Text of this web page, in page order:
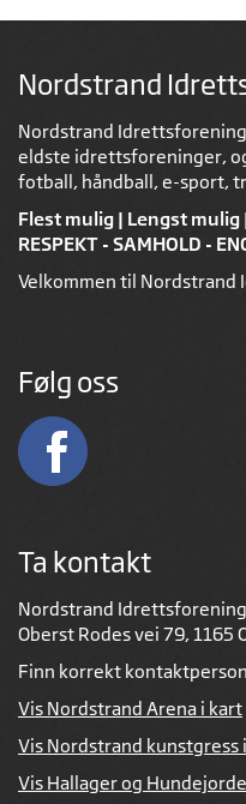
Nordstrand
Nordstrand
eldste idrettsforeninger,
fotball, håndball, e-sport,
Flest mulig | Lengst mulig
RESPEKT - SAMHOLD -
Velkommen til
Følg oss
Ta kontakt
Nordstrand Idrettsforening
Oberst Rodes vei 79, 1165
Finn korrekt kontaktperson
Vis Nordstrand Arena i kart
Vis Nordstrand kunstgress
Vis Hallager og